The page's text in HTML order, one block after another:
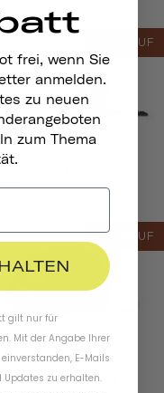
VERKAUF
von 101,00 $$149.00
VERKAUF
Chapter MIPS Helm
von 101,00 $$149
frei, wenn Sie
anmelden.
zu neuen
zum Thema
gilt nur für
Mit der Angabe Ihrer
E-Mails
Updates zu erhalten.